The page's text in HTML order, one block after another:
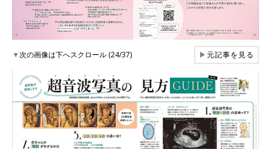
▼次の画像は下へスクロール (24/37) ▶元記事を見る